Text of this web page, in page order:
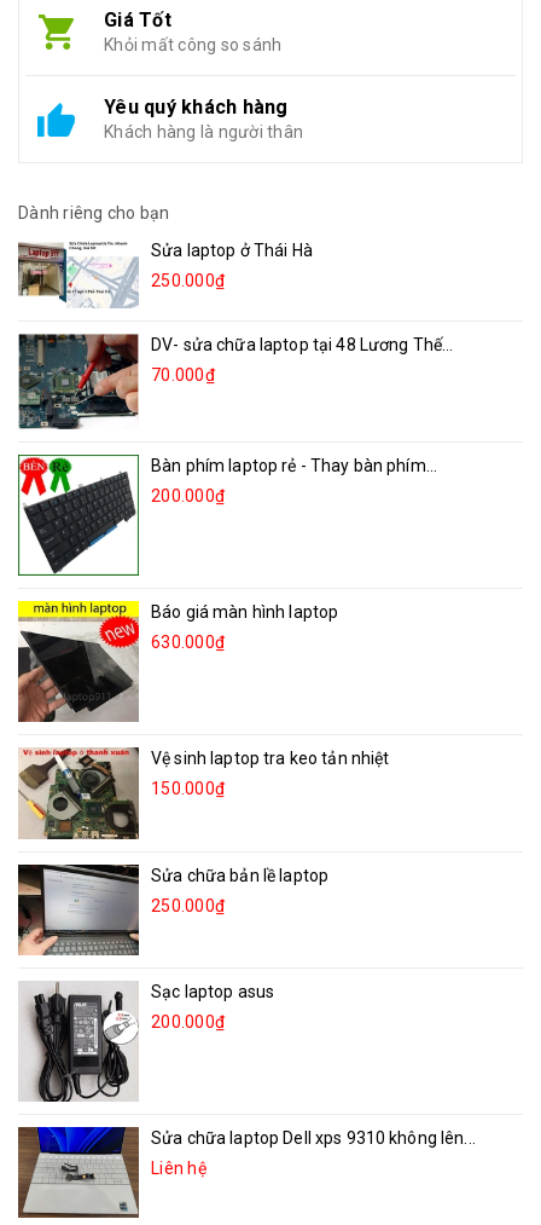
Giá Tốt
Khỏi mất công so sánh
Yêu quý khách hàng
Khách hàng là người thân
Dành riêng cho bạn
Sửa laptop ở Thái Hà
250.000₫
DV- sửa chữa laptop tại 48 Lương Thế...
70.000₫
Bàn phím laptop rẻ - Thay bàn phím...
200.000₫
Báo giá màn hình laptop
630.000₫
Vệ sinh laptop tra keo tản nhiệt
150.000₫
Sửa chữa bản lề laptop
250.000₫
Sạc laptop asus
200.000₫
Sửa chữa laptop Dell xps 9310 không lên...
Liên hệ